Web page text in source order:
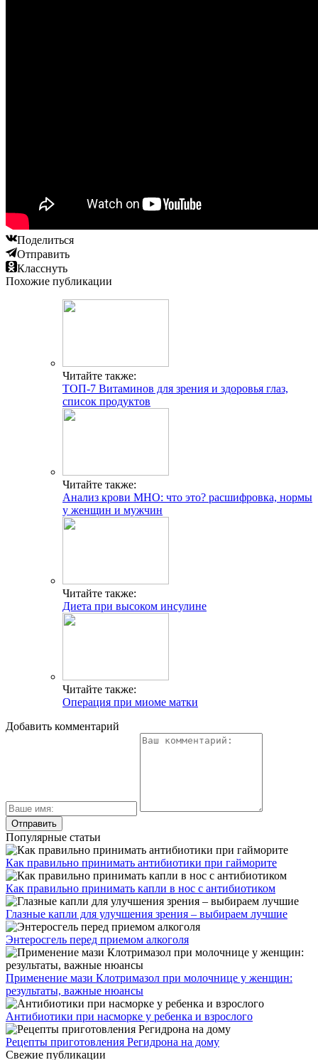
Поделиться
Отправить
Класснуть
Похожие публикации
Читайте также:
ТОП-7 Витаминов для зрения и здоровья глаз,
список продуктов
Читайте также:
Анализ крови МНО: что это? расшифровка, нормы
у женщин и мужчин
Читайте также:
Диета при высоком инсулине
Читайте также:
Операция при миоме матки
Добавить комментарий
Популярные статьи
Как правильно принимать антибиотики при гайморите
Как правильно принимать капли в нос с антибиотиком
Глазные капли для улучшения зрения – выбираем лучшие
Энтеросгель перед приемом алкоголя
Применение мази Клотримазол при молочнице у женщин:
результаты, важные нюансы
Антибиотики при насморке у ребенка и взрослого
Рецепты приготовления Регидрона на дому
Свежие публикации